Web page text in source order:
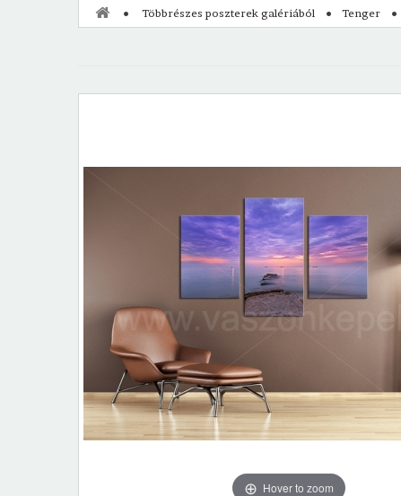
Többrészes poszterek galériából Tenger
Hover to zoom